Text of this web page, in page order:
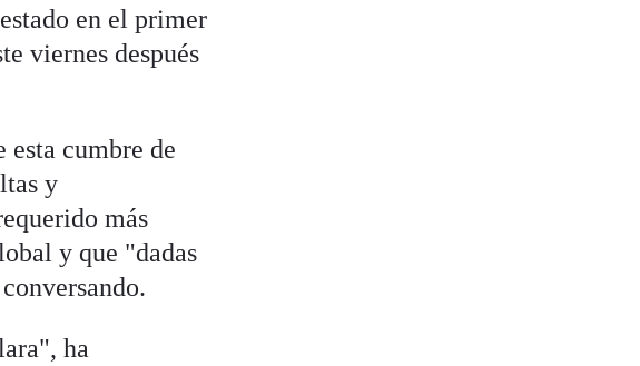
en el primer
viernes después
esta cumbre de
y
más
y que "dadas
ha